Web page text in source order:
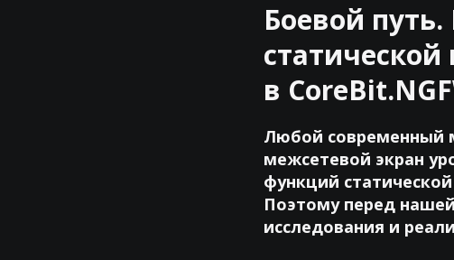
Боевой
в
Любой современный
межсетевой экран
функций
Поэтому перед
исследования и